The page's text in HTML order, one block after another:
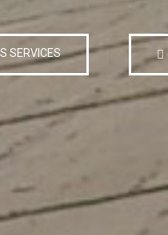
SERVICES